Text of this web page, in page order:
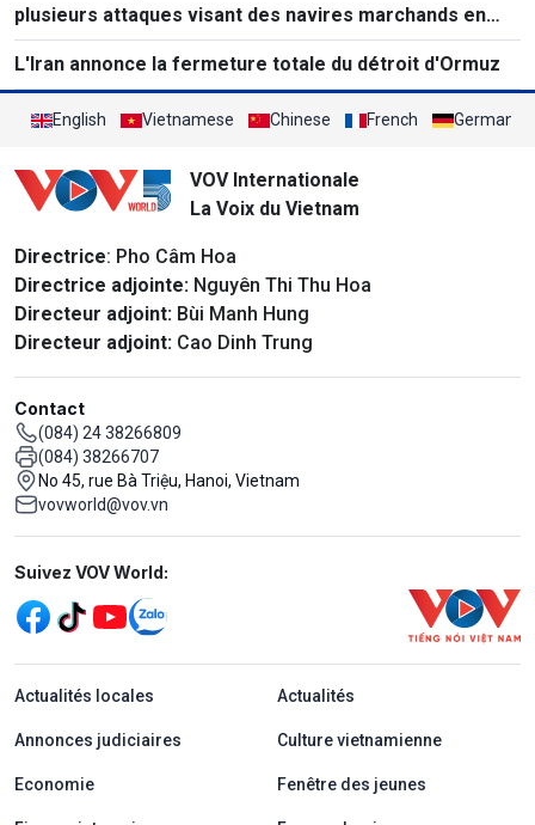
plusieurs attaques visant des navires marchands en
mer Noire.
L'Iran annonce la fermeture totale du détroit d'Ormuz
English Vietnamese Chinese French German
VOV Internationale
La Voix du Vietnam
Directrice: Pho Câm Hoa
Directrice adjointe: Nguyên Thi Thu Hoa
Directeur adjoint: Bùi Manh Hung
Directeur adjoint: Cao Dinh Trung
Contact
(084) 24 38266809
(084) 38266707
No 45, rue Bà Triệu, Hanoi, Vietnam
vovworld@vov.vn
Mạng xã hội
Suivez VOV World:
menu footer tiếng Pháp
Actualités locales Actualités
Annonces judiciaires Culture vietnamienne
Economie Fenêtre des jeunes